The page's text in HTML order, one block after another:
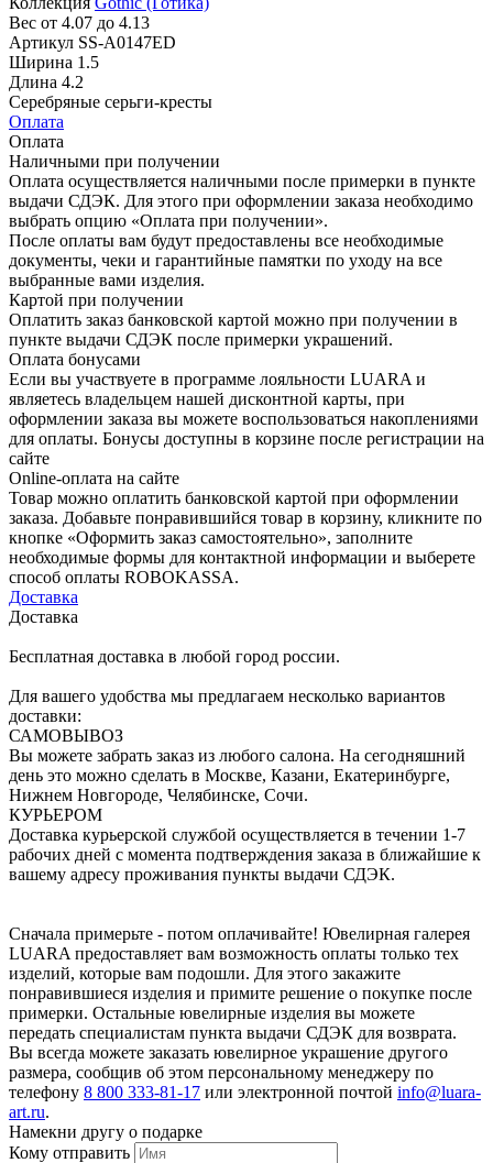
Вес от 4.07 до 4.13
Артикул SS-A0147ED
Ширина 1.5
Длина 4.2
Серебряные серьги-кресты
Оплата
Оплата
Наличными при получении
Оплата осуществляется наличными после примерки в пункте
выдачи СДЭК. Для этого при оформлении заказа необходимо
выбрать опцию «Оплата при получении».
После оплаты вам будут предоставлены все необходимые
документы, чеки и гарантийные памятки по уходу на все
выбранные вами изделия.
Картой при получении
Оплатить заказ банковской картой можно при получении в
пункте выдачи СДЭК после примерки украшений.
Оплата бонусами
Если вы участвуете в программе лояльности LUARA и
являетесь владельцем нашей дисконтной карты, при
оформлении заказа вы можете воспользоваться накоплениями
для оплаты. Бонусы доступны в корзине после регистрации на
сайте
Online-оплата на сайте
Товар можно оплатить банковской картой при оформлении
заказа. Добавьте понравившийся товар в корзину, кликните по
кнопке «Оформить заказ самостоятельно», заполните
необходимые формы для контактной информации и выберете
способ оплаты ROBOKASSA.
Доставка
Доставка
Бесплатная доставка в любой город россии.
Для вашего удобства мы предлагаем несколько вариантов
доставки:
САМОВЫВОЗ
Вы можете забрать заказ из любого салона. На сегодняшний
день это можно сделать в Москве, Казани, Екатеринбурге,
Нижнем Новгороде, Челябинске, Сочи.
КУРЬЕРОМ
Доставка курьерской службой осуществляется в течении 1-7
рабочих дней с момента подтверждения заказа в ближайшие к
вашему адресу проживания пункты выдачи СДЭК.
Сначала примерьте - потом оплачивайте! Ювелирная галерея
LUARA предоставляет вам возможность оплаты только тех
изделий, которые вам подошли. Для этого закажите
понравившиеся изделия и примите решение о покупке после
примерки. Остальные ювелирные изделия вы можете
передать специалистам пункта выдачи СДЭК для возврата.
Вы всегда можете заказать ювелирное украшение другого
размера, сообщив об этом персональному менеджеру по
телефону 8 800 333-81-17 или электронной почтой info@luara-
art.ru.
Намекни другу о подарке
Кому отправить